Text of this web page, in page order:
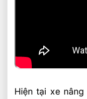
Hiện tại xe